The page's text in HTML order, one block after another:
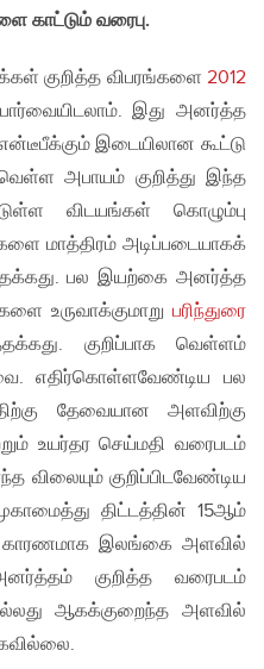
வரைபு.
குறித்த விபரங்களை 2012
பார்வையிடலாம். இது அனர்த்த
இடையிலான கூட்டு
வெள்ள அபாயம் குறித்து இந்த
விடயங்கள் கொழும்பு
மாத்திரம் அடிப்படையாகக்
பல இயற்கை அனர்த்த
உருவாக்குமாறு பரிந்துரை
குறிப்பாக வெள்ளம்
எதிர்கொள்ளவேண்டிய பல
தேவையான அளவிற்கு
உயர்தர செய்மதி வரைபடம்
குறிப்பிடவேண்டிய
திட்டத்தின் 15ஆம்
காரணமாக இலங்கை அளவில்
குறித்த வரைபடம்
ஆகக்குறைந்த அளவில்